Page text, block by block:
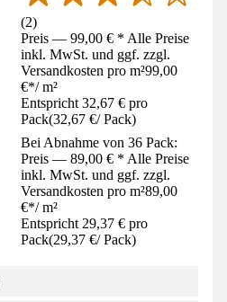
(2)
Preis — 99,00 € * Alle Preise
inkl. MwSt. und ggf. zzgl.
Versandkosten pro m²99,00
€*/ m²
Entspricht 32,67 € pro
Pack(32,67 €/ Pack)
Bei Abnahme von 36 Pack:
Preis — 89,00 € * Alle Preise
inkl. MwSt. und ggf. zzgl.
Versandkosten pro m²89,00
€*/ m²
Entspricht 29,37 € pro
Pack(29,37 €/ Pack)